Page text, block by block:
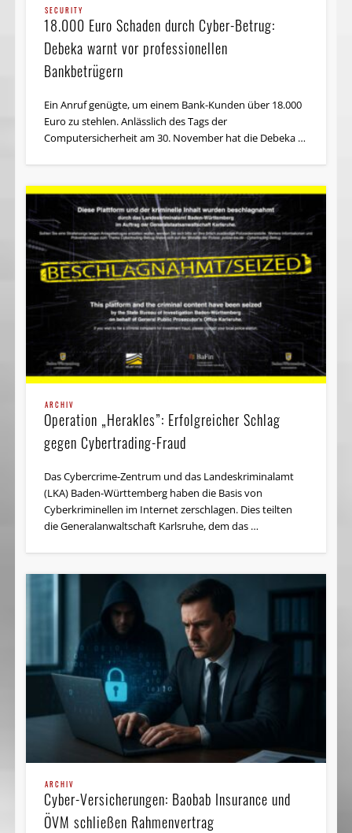
SECURITY
18.000 Euro Schaden durch Cyber-Betrug:
Debeka warnt vor professionellen
Bankbetrügern
Ein Anruf genügte, um einem Bank-Kunden über 18.000
Euro zu stehlen. Anlässlich des Tags der
Computersicherheit am 30. November hat die Debeka …
ARCHIV
Operation „Herakles”: Erfolgreicher Schlag
gegen Cybertrading-Fraud
Das Cybercrime-Zentrum und das Landeskriminalamt
(LKA) Baden-Württemberg haben die Basis von
Cyberkriminellen im Internet zerschlagen. Dies teilten
die Generalanwaltschaft Karlsruhe, dem das …
ARCHIV
Cyber-Versicherungen: Baobab Insurance und
ÖVM schließen Rahmenvertrag